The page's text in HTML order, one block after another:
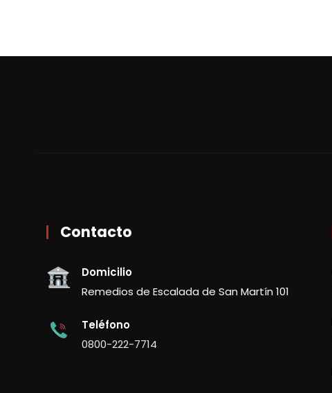
Contacto
Domicilio
Remedios de Escalada de San Martín 101
Teléfono
0800-222-7714